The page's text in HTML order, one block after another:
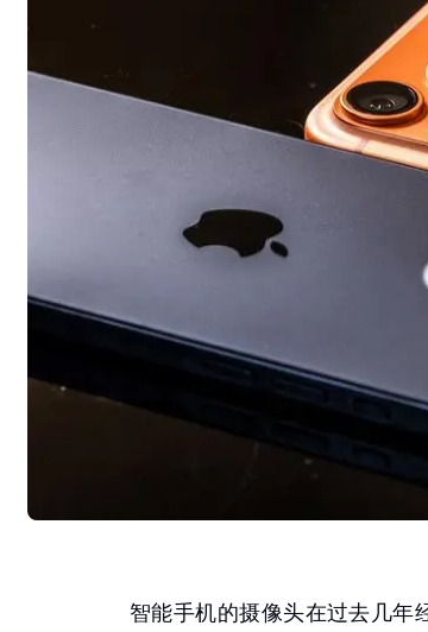
智能手机的摄像头在过去几年